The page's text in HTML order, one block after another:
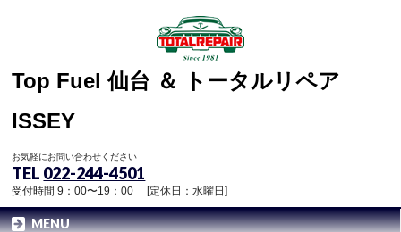
Top Fuel 仙台 ＆ トータルリペア
ISSEY
お気軽にお問い合わせください
TEL 022-244-4501
受付時間 9：00〜19：00 [定休日：水曜日]
MENU